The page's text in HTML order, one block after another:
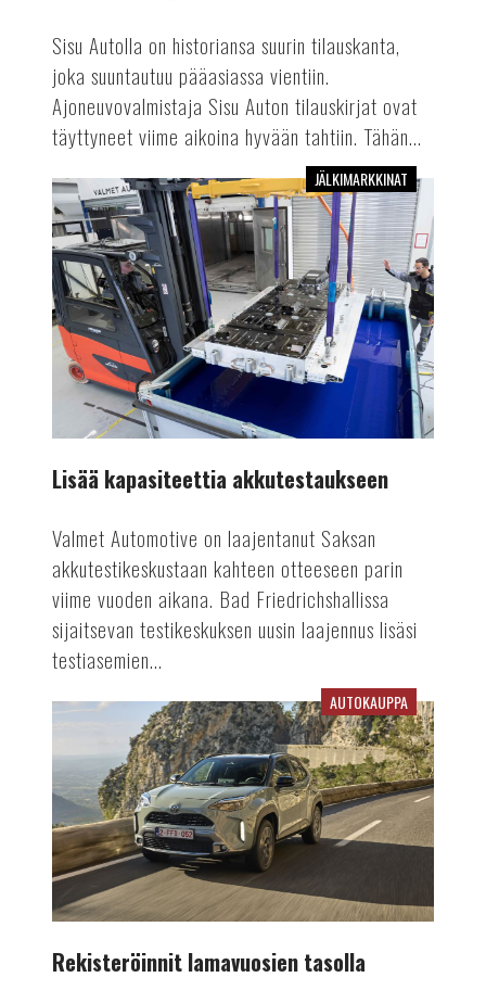
Sisu Autolla on historiansa suurin tilauskanta,
joka suuntautuu pääasiassa vientiin.
Ajoneuvovalmistaja Sisu Auton tilauskirjat ovat
täyttyneet viime aikoina hyvään tahtiin. Tähän...
Lisää
kapasiteettia
akkutestaukseen
JÄLKIMARKKINAT
Lisää kapasiteettia akkutestaukseen
Valmet Automotive on laajentanut Saksan
akkutestikeskustaan kahteen otteeseen parin
viime vuoden aikana. Bad Friedrichshallissa
sijaitsevan testikeskuksen uusin laajennus lisäsi
testiasemien...
Rekisteröinnit
lamavuosien
tasolla
AUTOKAUPPA
Rekisteröinnit lamavuosien tasolla